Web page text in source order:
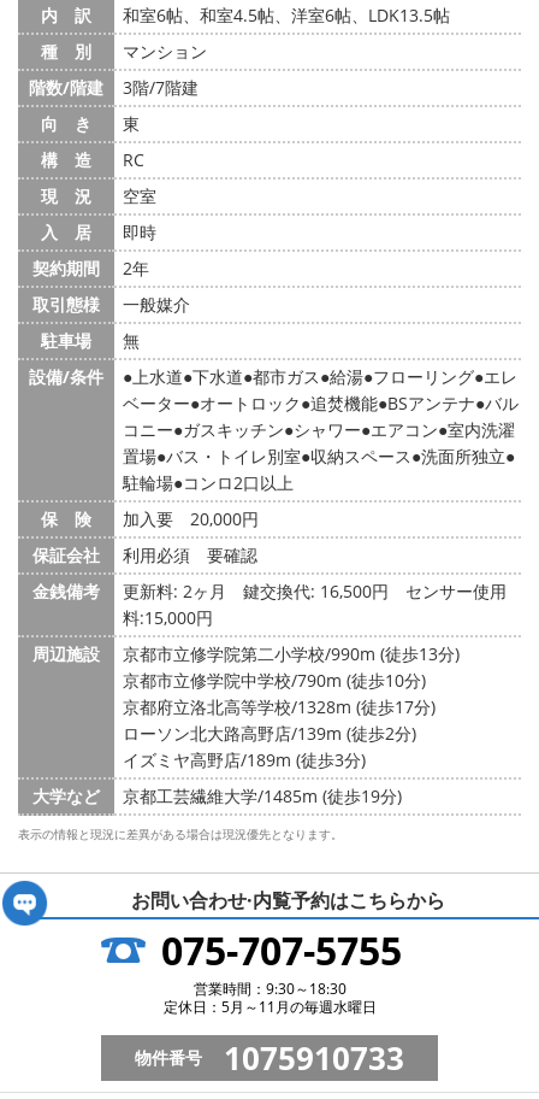
内 訳
和室6帖、和室4.5帖、洋室6帖、LDK13.5帖
種 別
マンション
階数/階建
3階/7階建
向 き
東
構 造
RC
現 況
空室
入 居
即時
契約期間
2年
取引態様
一般媒介
駐車場
無
設備/条件
上水道 下水道 都市ガス 給湯 フローリング エレ
ベーター オートロック 追焚機能 BSアンテナ バル
コニー ガスキッチン シャワー エアコン 室内洗濯
置場 バス・トイレ別室 収納スペース 洗面所独立
駐輪場 コンロ2口以上
保 険
加入要 20,000円
保証会社
利用必須 要確認
金銭備考
更新料: 2ヶ月 鍵交換代: 16,500円
センサー使用
料:15,000円
周辺施設
京都市立修学院第二小学校/990m (徒歩13分)
京都市立修学院中学校/790m (徒歩10分)
京都府立洛北高等学校/1328m (徒歩17分)
ローソン北大路高野店/139m (徒歩2分)
イズミヤ高野店/189m (徒歩3分)
大学など
京都工芸繊維大学/1485m (徒歩19分)
表示の情報と現況に差異がある場合は現況優先となります。
お問い合わせ·内覧予約はこちらから
075-707-5755
営業時間：9:30～18:30
定休日：5月～11月の毎週水曜日
物件番号 1075910733